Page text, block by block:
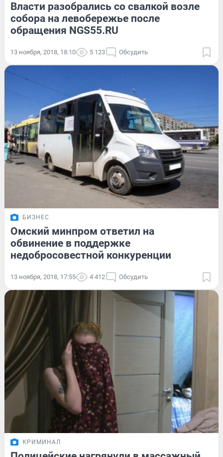
Власти разобрались со свалкой возле
собора на левобережье после
обращения NGS55.RU
13 ноября, 2018, 18:10 5 123 Обсудить
БИЗНЕС
Омский минпром ответил на
обвинение в поддержке
недобросовестной конкуренции
13 ноября, 2018, 17:55 4 412 Обсудить
КРИМИНАЛ